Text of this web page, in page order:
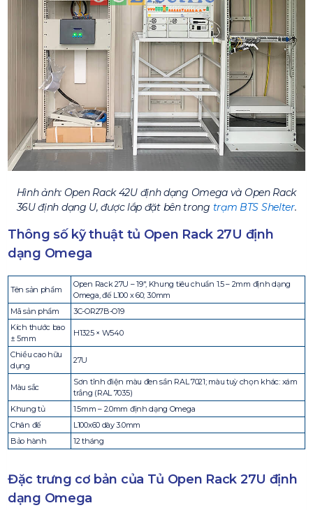
Hình ảnh: Open Rack 42U định dạng Omega và Open Rack
36U định dạng U, được lắp đặt bên trong trạm BTS Shelter.
Thông số kỹ thuật tủ Open Rack 27U định
dạng Omega
Tên sản phẩm
Open Rack 27U – 19″, Khung tiêu chuẩn 1.5 – 2mm định dạng
Omega, đế L100 x 60; 3.0mm
Mã sản phẩm
3C-OR27B-O19
Kích thước bao
± 5mm
H1325 × W540
Chiều cao hữu
dụng
27U
Màu sắc
Sơn tĩnh điện màu đen sần RAL 7021; màu tuỳ chọn khác: xám
trắng (RAL 7035)
Khung tủ
1.5mm – 2.0mm định dạng Omega
Chân đế
L100x60 dày 3.0mm
Bảo hành
12 tháng
Đặc trưng cơ bản của Tủ Open Rack 27U định
dạng Omega